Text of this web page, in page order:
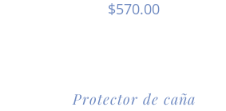
$570.00
Protector de caña